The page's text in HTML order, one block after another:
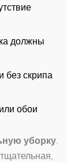
должны
без скрипа
обои
уборку.